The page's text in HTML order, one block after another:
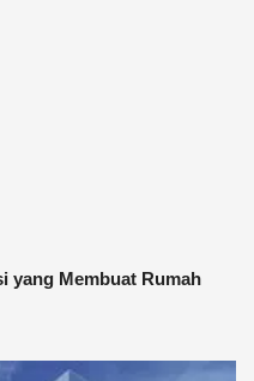
yang Membuat Rumah